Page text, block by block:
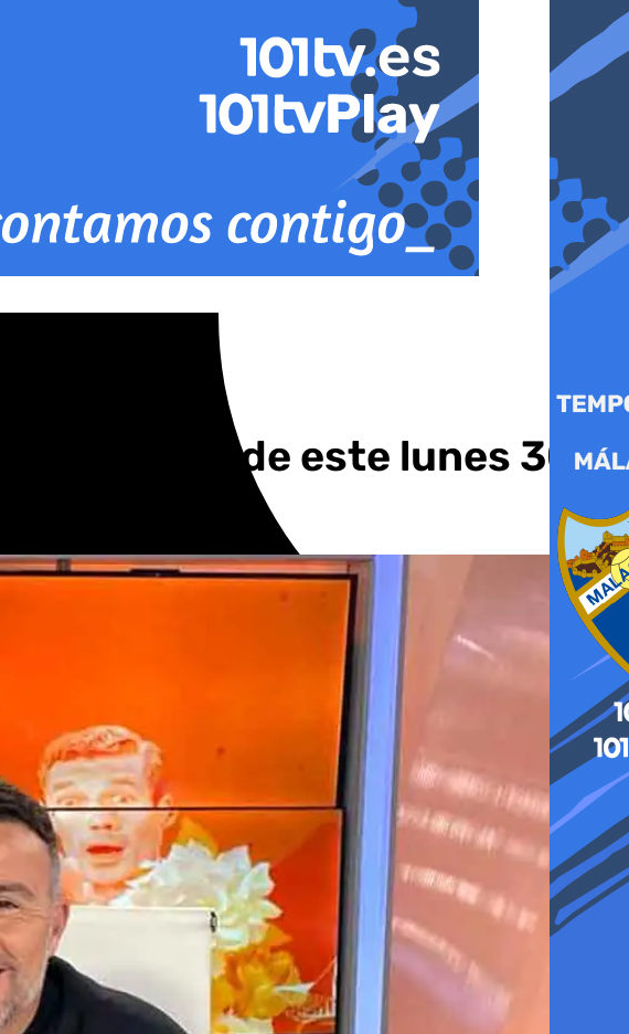
Andalucía de este lunes 30